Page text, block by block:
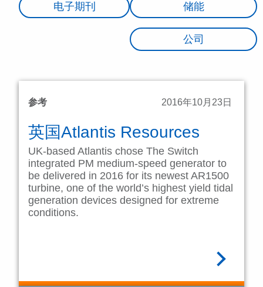
电子期刊 储能
公司
参考 2016年10月23日
英国Atlantis Resources
UK-based Atlantis chose The Switch
integrated PM medium-speed generator to
be delivered in 2016 for its newest AR1500
turbine, one of the world’s highest yield tidal
generation devices designed for extreme
conditions.